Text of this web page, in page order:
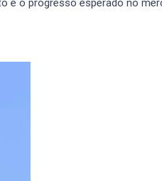
e o progresso esperado no